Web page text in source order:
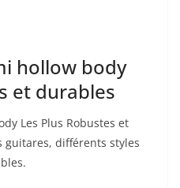
hollow body
et durables
Les Plus Robustes ‌et
guitares, différents styles